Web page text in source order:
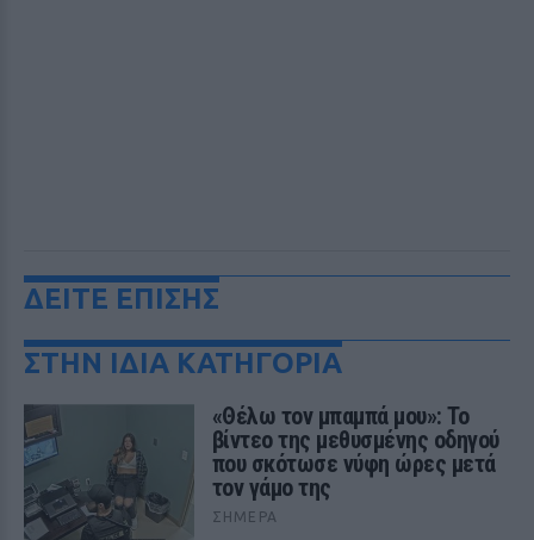
ΔΕΙΤΕ ΕΠΙΣΗΣ
ΣΤΗΝ ΙΔΙΑ ΚΑΤΗΓΟΡΙΑ
«Θέλω τον μπαμπά μου»: Το
βίντεο της μεθυσμένης οδηγού
που σκότωσε νύφη ώρες μετά
τον γάμο της
ΣΉΜΕΡΑ